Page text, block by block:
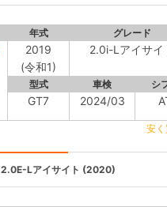
年式 グレード
2019
(令和1)
2.0i-Lアイサイ
型式 車検 シ
GT7 2024/03
安く
2.0E-Lアイサイト (2020)